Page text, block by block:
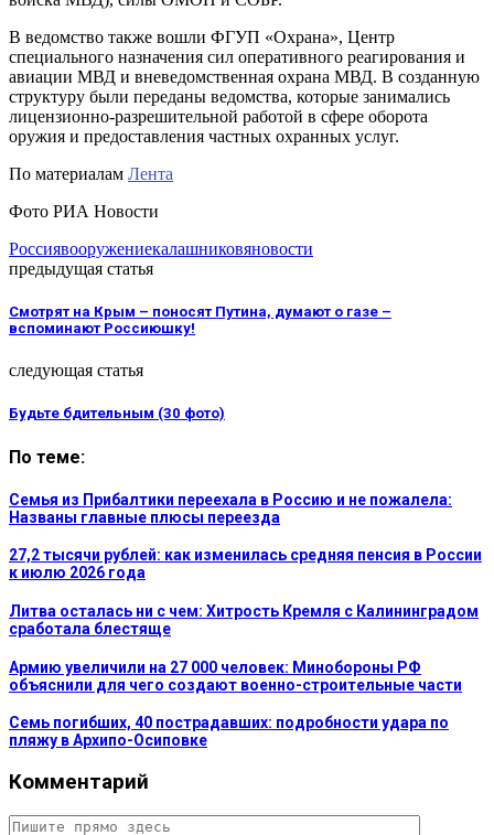
В ведомство также вошли ФГУП «Охрана», Центр
специального назначения сил оперативного реагирования и
авиации МВД и вневедомственная охрана МВД. В созданную
структуру были переданы ведомства, которые занимались
лицензионно-разрешительной работой в сфере оборота
оружия и предоставления частных охранных услуг.
По материалам Лента
Фото РИА Новости
Россиявооружениекалашниковяновости
предыдущая статья
Смотрят на Крым – поносят Путина, думают о газе –
вспоминают Россиюшку!
следующая статья
Будьте бдительным (30 фото)
По теме:
Семья из Прибалтики переехала в Россию и не пожалела:
Названы главные плюсы переезда
27,2 тысячи рублей: как изменилась средняя пенсия в России
к июлю 2026 года
Литва осталась ни с чем: Хитрость Кремля с Калининградом
сработала блестяще
Армию увеличили на 27 000 человек: Минобороны РФ
объяснили для чего создают военно-строительные части
Семь погибших, 40 пострадавших: подробности удара по
пляжу в Архипо-Осиповке
Комментарий